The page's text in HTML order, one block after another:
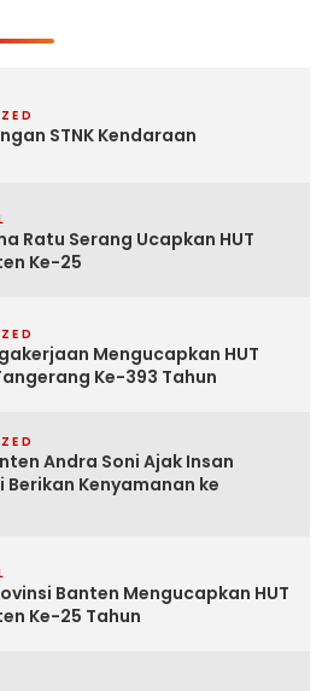
STNK Kendaraan
Ratu Serang Ucapkan HUT
Ke-25
Mengucapkan HUT
Ke-393 Tahun
Andra Soni Ajak Insan
Kenyamanan ke
Banten Mengucapkan HUT
Ke-25 Tahun